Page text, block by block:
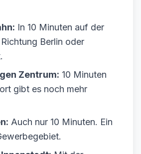
In 10 Minuten auf der
Berlin oder
Zentrum: 10 Minuten
gibt es noch mehr
Auch nur 10 Minuten. Ein